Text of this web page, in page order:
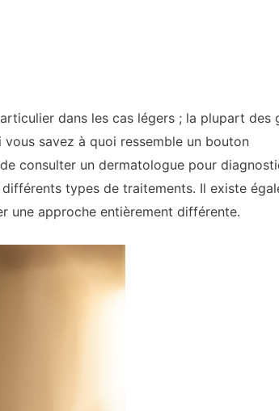
dans les cas légers ; la plupart des
savez à quoi ressemble un bouton
consulter un dermatologue pour
types de traitements. Il existe
une approche entièrement différente.